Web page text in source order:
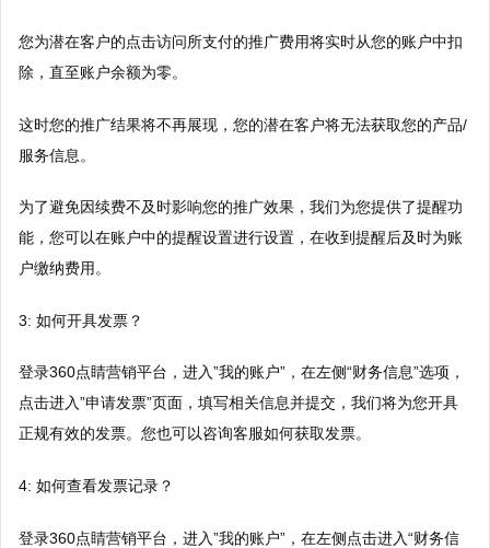
您为潜在客户的点击访问所支付的推广费用将实时从您的账户中扣
除，直至账户余额为零。
这时您的推广结果将不再展现，您的潜在客户将无法获取您的产品/
服务信息。
为了避免因续费不及时影响您的推广效果，我们为您提供了提醒功
能，您可以在账户中的提醒设置进行设置，在收到提醒后及时为账
户缴纳费用。
3: 如何开具发票？
登录360点睛营销平台，进入”我的账户”，在左侧“财务信息”选项，
点击进入”申请发票”页面，填写相关信息并提交，我们将为您开具
正规有效的发票。您也可以咨询客服如何获取发票。
4: 如何查看发票记录？
登录360点睛营销平台，进入”我的账户”，在左侧点击进入“财务信